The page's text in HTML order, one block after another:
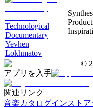
Technological
Documentary
Yevhen
Lokhmatov
©
アプリを入手
関連リンク
音楽カタログインストア